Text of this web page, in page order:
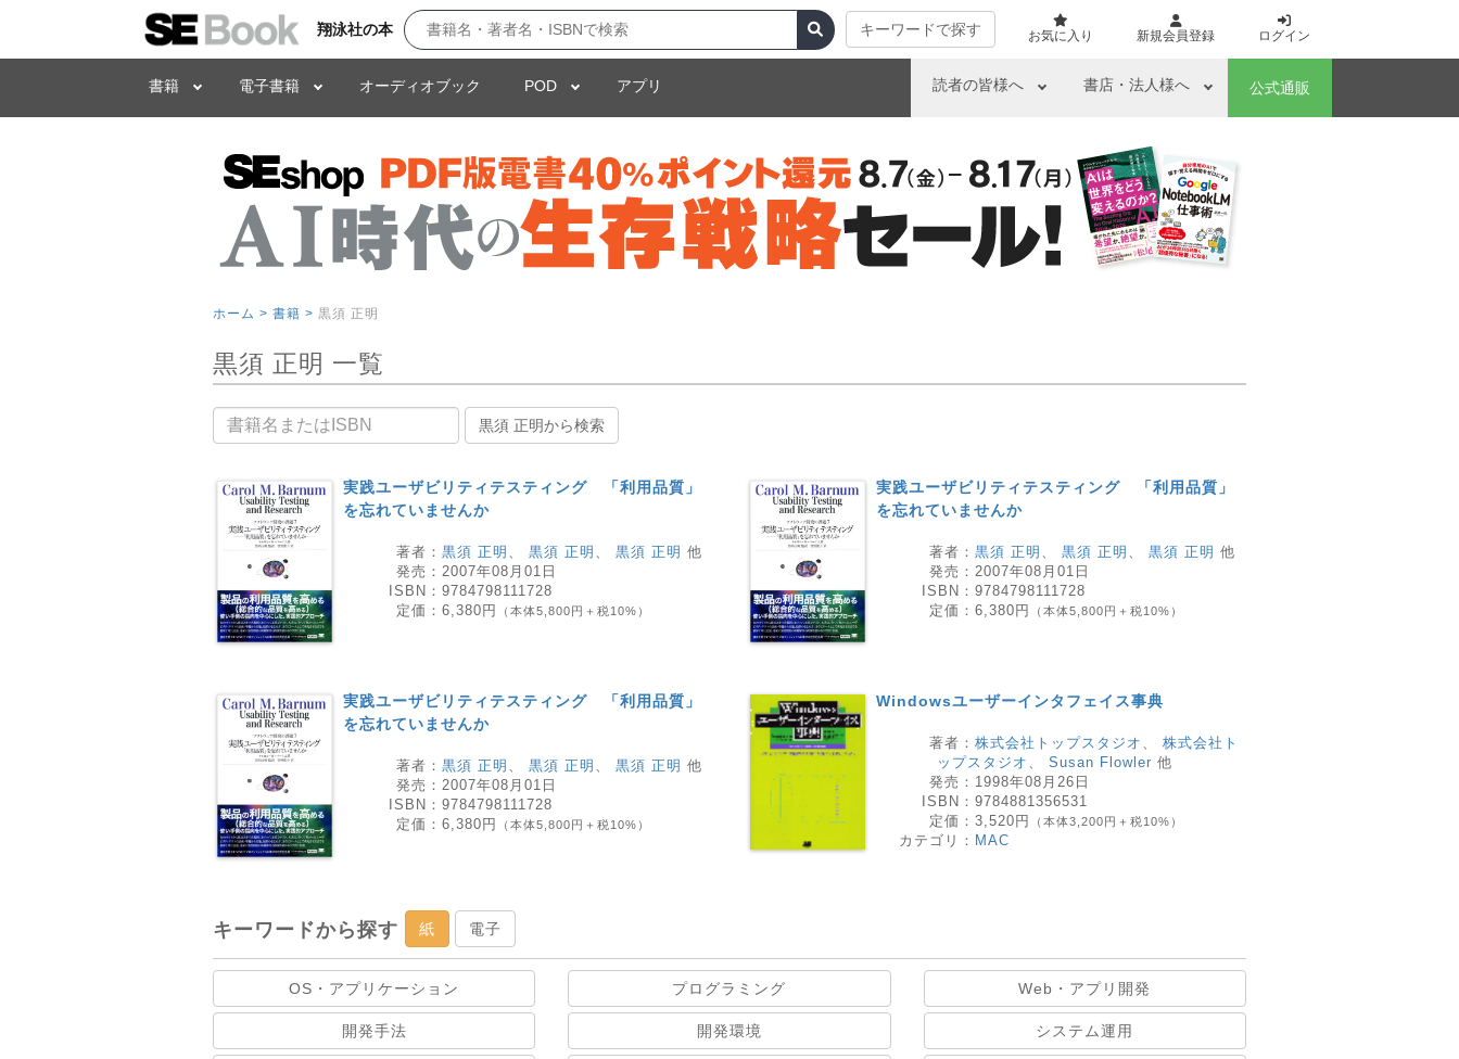
翔泳社の本 キーワードで探す お気に入り 新規会員登録 ログイン
書籍 電子書籍 オーディオブック POD アプリ 読者の皆様へ 書店・法人様へ 公式通販
ホーム > 書籍 > 黒須 正明
黒須 正明 一覧
書籍名 黒須 正明から検索
実践ユーザビリティテスティング 「利用品質」
を忘れていませんか
著者： 黒須 正明 、 黒須 正明 、 黒須 正明 他
発売： 2007年08月01日
ISBN： 9784798111728
定価： 6,380円 （本体5,800円＋税10%）
実践ユーザビリティテスティング 「利用品質」
を忘れていませんか
著者： 黒須 正明 、 黒須 正明 、 黒須 正明 他
発売： 2007年08月01日
ISBN： 9784798111728
定価： 6,380円 （本体5,800円＋税10%）
実践ユーザビリティテスティング 「利用品質」
を忘れていませんか
著者： 黒須 正明 、 黒須 正明 、 黒須 正明 他
発売： 2007年08月01日
ISBN： 9784798111728
定価： 6,380円 （本体5,800円＋税10%）
Windowsユーザーインタフェイス事典
著者： 株式会社トップスタジオ 、 株式会社ト
ップスタジオ 、 Susan Flowler 他
発売： 1998年08月26日
ISBN： 9784881356531
定価： 3,520円 （本体3,200円＋税10%）
カテゴリ： MAC
キーワードから探す 紙 電子
OS・アプリケーション プログラミング Web・アプリ開発
開発手法 開発環境 システム運用